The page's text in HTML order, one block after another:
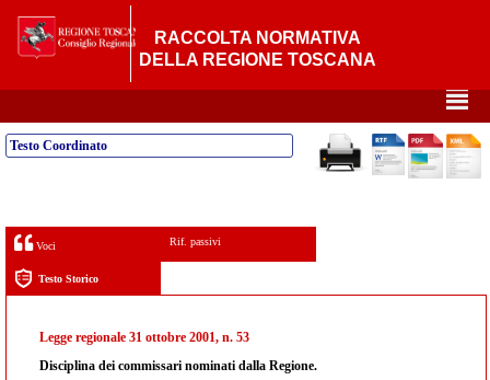
RACCOLTA NORMATIVA
DELLA REGIONE TOSCANA
²
Testo Coordinato
Voci Rif. passivi
Testo Storico
Legge regionale 31 ottobre 2001, n. 53
Disciplina dei commissari nominati dalla Regione.